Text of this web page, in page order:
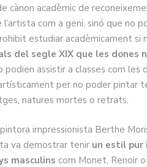
cànon acadèmic de
l’artista com a geni, sinó que no
estudiar acadèmicament si
del segle XIX que les
podien assistir a classes com
per no poder pintar
natures mortes o retrats.
impressionista Berthe
va demostrar tenir un estil pur
masculins com Monet, Renoir